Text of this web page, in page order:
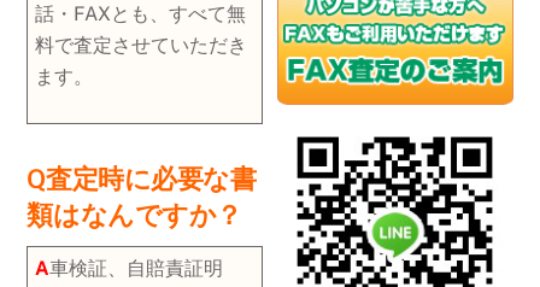
話・FAXとも、すべて無
料で査定させていただき
ます。
Q査定時に必要な書
類はなんですか？
A車検証、自賠責証明